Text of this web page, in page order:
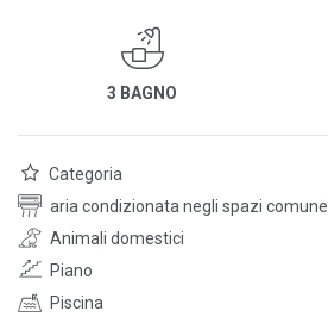
3 BAGNO
Categoria
aria condizionata negli spazi comune
Animali domestici
Piano
Piscina